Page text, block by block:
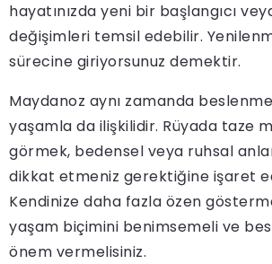
hayatınızda yeni bir başlangıcı
değişimleri temsil edebilir.
sürecine giriyorsunuz demektir.
Maydanoz aynı zamanda beslenme
yaşamla da ilişkilidir. Rüyada taze
görmek, bedensel veya ruhsal
dikkat etmeniz gerektiğine işaret
Kendinize daha fazla özen
yaşam biçimini benimsemeli ve
önem vermelisiniz.